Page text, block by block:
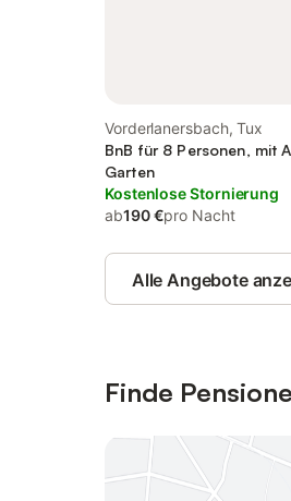
Vorderlanersbach, Tux
BnB für 8 Personen, mit
Garten
Kostenlose Stornierung
ab190 €pro Nacht
Alle Angebote
Finde